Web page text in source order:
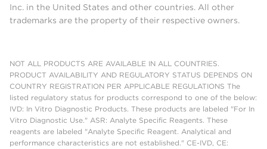
Inc. in the United States and other countries. All other
trademarks are the property of their respective owners.
NOT ALL PRODUCTS ARE AVAILABLE IN ALL COUNTRIES.
PRODUCT AVAILABILITY AND REGULATORY STATUS DEPENDS ON
COUNTRY REGISTRATION PER APPLICABLE REGULATIONS The
listed regulatory status for products correspond to one of the below:
IVD: In Vitro Diagnostic Products. These products are labeled "For In
Vitro Diagnostic Use." ASR: Analyte Specific Reagents. These
reagents are labeled "Analyte Specific Reagent. Analytical and
performance characteristics are not established." CE-IVD, CE: